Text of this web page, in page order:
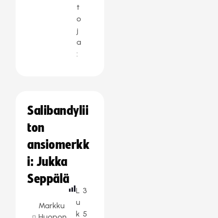
t
o
j
a
:
Salibandylii
ton
ansiomerkk
i: Jukka
Seppälä
Markku
L
u
k
3
5